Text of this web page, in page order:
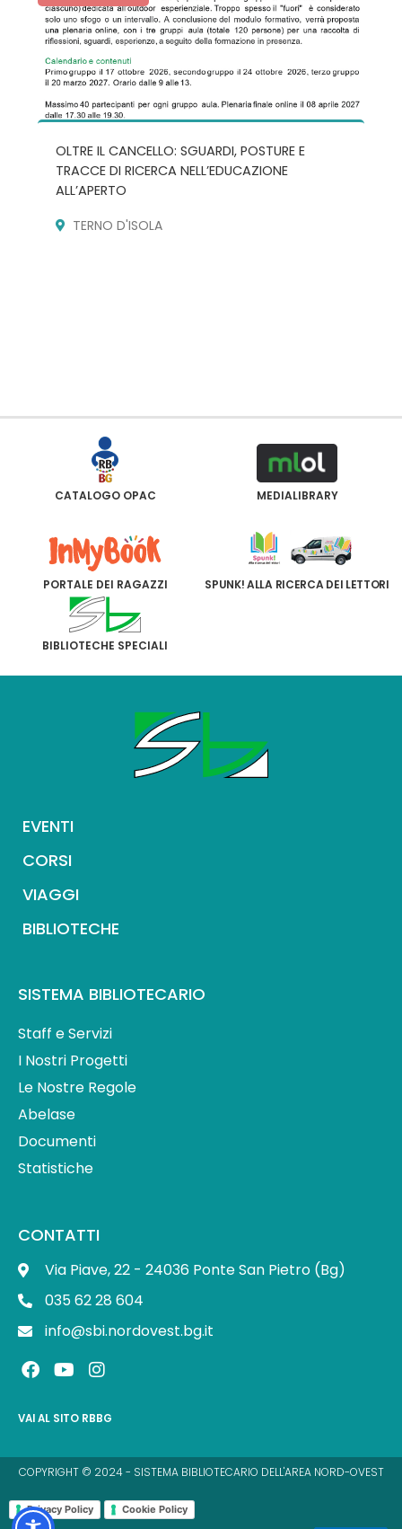
OLTRE IL CANCELLO: SGUARDI, POSTURE E
TRACCE DI RICERCA NELL’EDUCAZIONE
ALL’APERTO
TERNO D'ISOLA
CATALOGO OPAC MEDIALIBRARY
PORTALE DEI RAGAZZI SPUNK! ALLA RICERCA DEI LETTORI
BIBLIOTECHE SPECIALI
EVENTI
CORSI
VIAGGI
BIBLIOTECHE
SISTEMA BIBLIOTECARIO
Staff e Servizi
I Nostri Progetti
Le Nostre Regole
Abelase
Documenti
Statistiche
CONTATTI
Via Piave, 22 - 24036 Ponte San Pietro (Bg)
035 62 28 604
info@sbi.nordovest.bg.it
F
a
e
o
o
Y
o
t
b
e
I
n
t
g
r
m
VAI AL SITO RBBG
COPYRIGHT © 2024 - SISTEMA BIBLIOTECARIO DELL'AREA NORD-OVEST
Privacy Policy Cookie Policy